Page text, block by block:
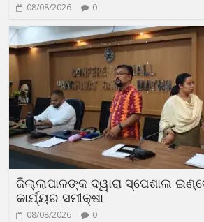
08/08/2026 0
ଜିଲ୍ଲାପାଳଙ୍କ ଦ୍ୱାରା ସ୍ପେଶାଲ
କାର୍ଯ୍ୟର ସମୀକ୍ଷା
08/08/2026 0